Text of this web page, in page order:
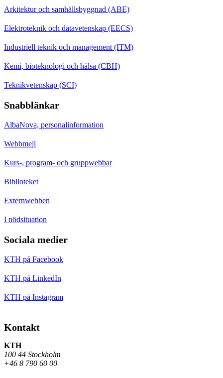
Arkitektur och samhällsbyggnad (ABE)
Elektroteknik och datavetenskap (EECS)
Industriell teknik och management (ITM)
Kemi, bioteknologi och hälsa (CBH)
Teknikvetenskap (SCI)
Snabblänkar
AlbaNova, personalinformation
Webbmejl
Kurs-, program- och gruppwebbar
Biblioteket
Externwebben
I nödsituation
Sociala medier
KTH på Facebook
KTH på LinkedIn
KTH på Instagram
Kontakt
KTH
100 44 Stockholm
+46 8 790 60 00